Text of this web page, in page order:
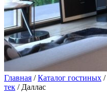
Главная /Каталог гостиных /
тек / Даллас